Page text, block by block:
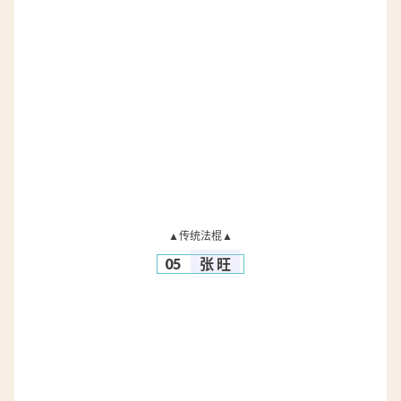
▲传统法棍 ▲
05 张 旺